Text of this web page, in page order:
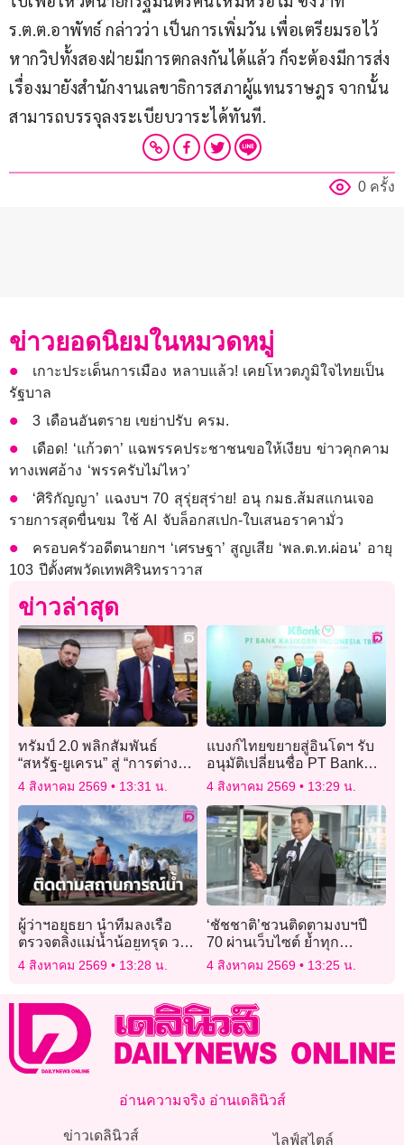
ร.ต.ต.อาพัทธ์ กล่าวว่า เป็นการเพิ่มวัน เพื่อเตรียมรอไว้
หากวิปทั้งสองฝ่ายมีการตกลงกันได้แล้ว ก็จะต้องมีการส่ง
เรื่องมายังสำนักงานเลขาธิการสภาผู้แทนราษฎร จากนั้น
สามารถบรรจุลงระเบียบวาระได้ทันที.
0 ครั้ง
ข่าวยอดนิยมในหมวดหมู่
เกาะประเด็นการเมือง หลาบแล้ว! เคยโหวตภูมิใจไทยเป็น
รัฐบาล
3 เดือนอันตราย เขย่าปรับ ครม.
เดือด! ‘แก้วตา’ แฉพรรคประชาชนขอให้เงียบ ข่าวคุกคาม
ทางเพศอ้าง ‘พรรครับไม่ไหว’
‘ศิริกัญญา’ แฉงบฯ 70 สุรุ่ยสุร่าย! อนุ กมธ.ส้มสแกนเจอ
รายการสุดขื่นขม ใช้ AI จับล็อกสเปก-ใบเสนอราคามั่ว
ครอบครัวอดีตนายกฯ ‘เศรษฐา’ สูญเสีย ‘พล.ต.ท.ผ่อน’ อายุ
103 ปีตั้งศพวัดเทพศิรินทราวาส
ข่าวล่าสุด
ทรัมป์ 2.0 พลิกสัมพันธ์
“สหรัฐ-ยูเครน” สู่ “การต่าง
ประเทศเชิงพาณิชย์”
4 สิงหาคม 2569 13:31 น.
แบงก์ไทยขยายสู่อินโดฯ รับ
อนุมัติเปลี่ยนชื่อ PT Bank
Kasikorn Indonesia
4 สิงหาคม 2569 13:29 น.
ผู้ว่าฯอยุธยา นำทีมลงเรือ
ตรวจตลิ่งแม่น้ำน้อยทรุด วาง
แนวป้องกันโรงสูบน้ำประปา
4 สิงหาคม 2569 13:28 น.
‘ชัชชาติ’ชวนติดตามงบฯปี
70 ผ่านเว็บไซต์ ย้ำทุก
โครงการต้องโปร่งใส
4 สิงหาคม 2569 13:25 น.
อ่านความจริง อ่านเดลินิวส์
ข่าวเดลินิวส์ ไลฟ์สไตล์